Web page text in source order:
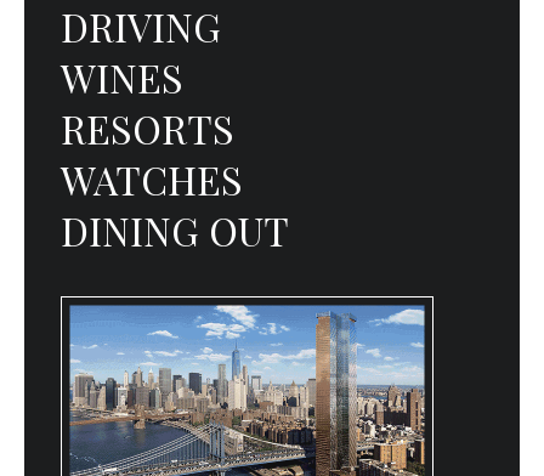
DRIVING
WINES
RESORTS
WATCHES
DINING OUT